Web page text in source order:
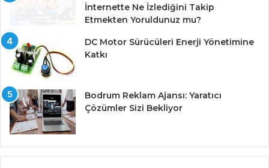
İnternette Ne İzlediğini Takip
Etmekten Yoruldunuz mu?
DC Motor Sürücüleri Enerji Yönetimine
Katkı
Bodrum Reklam Ajansı: Yaratıcı
Çözümler Sizi Bekliyor